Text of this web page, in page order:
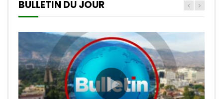
BULLETIN DU JOUR